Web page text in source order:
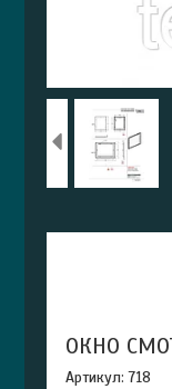
ОКНО
Артикул: 718